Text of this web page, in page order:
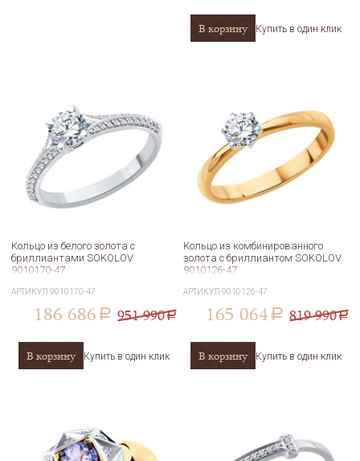
В корзину Купить в один клик
Кольцо из белого золота с
бриллиантами SOKOLOV
9010170-47
АРТИКУЛ9010170-47
186 686 a 951 990a
В корзину Купить в один клик
Кольцо из комбинированного
золота с бриллиантом SOKOLOV
9010126-47
АРТИКУЛ9010126-47
165 064 a 819 990a
В корзину Купить в один клик